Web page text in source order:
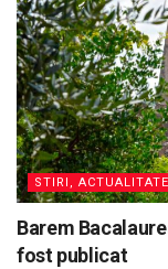
STIRI, ACTUALITATE
Barem
fost publicat